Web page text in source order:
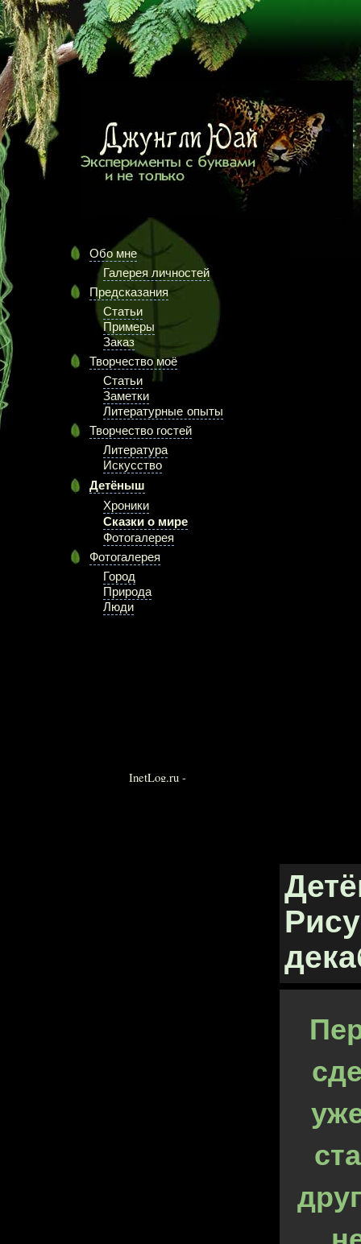
Обо мне
Галерея личностей
Предсказания
Статьи
Примеры
Заказ
Творчество моё
Статьи
Заметки
Литературные опыты
Творчество гостей
Литература
Искусство
Детёныш
Хроники
Сказки о мире
Фотогалерея
Фотогалерея
Город
Природа
Люди